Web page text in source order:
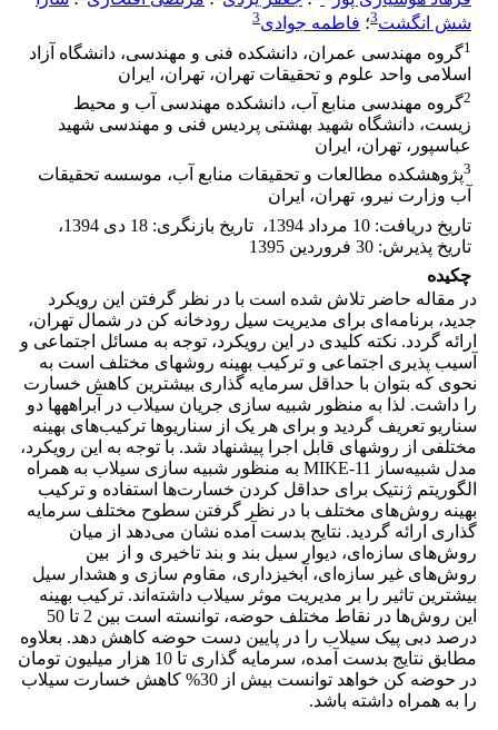
شش انگشت3؛ فاطمه جوادی3
1گروه مهندسی عمران، دانشکده فنی و مهندسی، دانشگاه آزاد
اسلامی واحد علوم و تحقیقات تهران، تهران، ایران
2گروه مهندسی منابع آب، دانشکده مهندسی آب و محیط
زیست، دانشگاه شهید بهشتی پردیس فنی و مهندسی شهید
عباسپور، تهران، ایران
3پژوهشکده مطالعات و تحقیقات منابع آب، موسسه تحقیقات
آب وزارت نیرو، تهران، ایران
تاریخ دریافت: 10 مرداد 1394 ، تاریخ بازنگری: 18 دی 1394
،
تاریخ پذیرش: 30 فروردین 1395
چکیده
در مقاله حاضر تلاش شده است با در نظر گرفتن این رویکرد
جدید، برنامه‌ای برای مدیریت سیل رودخانه کن در شمال تهران،
ارائه گردد. نکته کلیدی در این رویکرد، توجه به مسائل اجتماعی و
آسیب پذیری اجتماعی و ترکیب بهینه روش­های مختلف است به
نحوی که بتوان با حداقل سرمایه گذاری بیشترین کاهش خسارت
را داشت. لذا به منظور شبیه سازی جریان سیلاب در آبراهه­ها دو
سناریو تعریف گردید و برای هر یک از سناریوها ترکیب‌های بهینه
مختلفی از روش­های قابل اجرا پیشنهاد شد. با توجه به این رویکرد،
مدل شبیه‌ساز MIKE-11 به منظور شبیه سازی سیلاب به همراه
الگوریتم ژنتیک برای حداقل کردن خسارت‌ها استفاده و ترکیب
بهینه روش‌های مختلف با در نظر گرفتن سطوح مختلف سرمایه
گذاری ارائه گردید. نتایج بدست آمده نشان می‌دهد از میان
روش‌های سازه‌ای، دیوار سیل بند و بند تاخیری و از بین
روش‌های غیر سازه‌ای، آبخیزداری، مقاوم سازی و هشدار سیل
بیشترین تاثیر را بر مدیریت موثر سیلاب داشته‌اند. ترکیب بهینه
این روش‌ها در نقاط مختلف حوضه، توانسته است بین 2 تا 50
درصد دبی پیک سیلاب را در پایین دست حوضه کاهش دهد. بعلاوه
مطابق نتایج بدست آمده، سرمایه گذاری تا 10 هزار میلیون تومان
در حوضه کن خواهد توانست بیش از 30% کاهش خسارت سیلاب
را به همراه داشته باشد.